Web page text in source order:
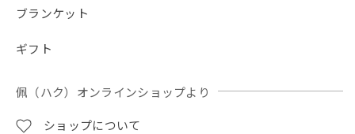
ブランケット
ギフト
佩（ハク）オンラインショップより
ショップについて